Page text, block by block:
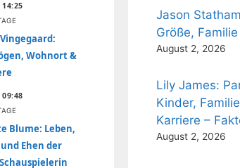
14:25
Vingegaard:
Wohnort &
09:48
Blume: Leben,
Ehen der
Schauspielerin
Jason
Größe,
August 2, 2026
Lily James:
Kinder,
Karriere –
August 2, 2026